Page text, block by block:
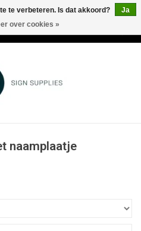
naamplaatje
te verbeteren. Is dat akkoord?
Ja
over cookies »